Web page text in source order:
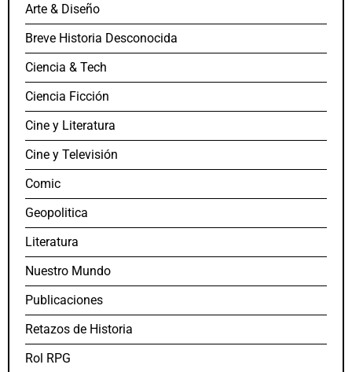
Arte & Diseño
Breve Historia Desconocida
Ciencia & Tech
Ciencia Ficción
Cine y Literatura
Cine y Televisión
Comic
Geopolitica
Literatura
Nuestro Mundo
Publicaciones
Retazos de Historia
Rol RPG